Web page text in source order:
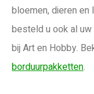
bloemen, dieren en
besteld u ook al
bij Art en Hobby.
borduurpakketten.